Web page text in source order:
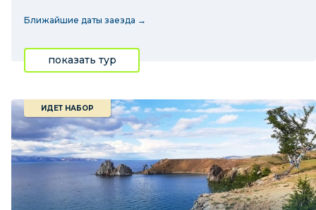
Ближайшие даты заезда →
показать тур
ИДЕТ НАБОР